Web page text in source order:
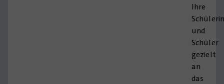
Ihre
und
Schüler
gezielt
an
das